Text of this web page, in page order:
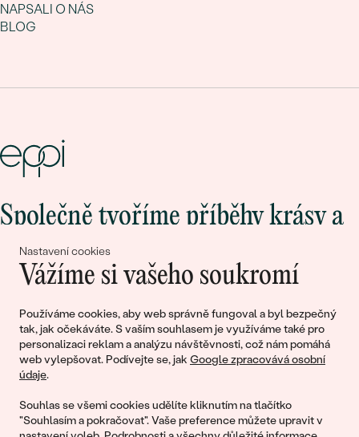
Nastavení cookies
Vážíme si vašeho soukromí
Používáme cookies, aby web správně fungoval a byl bezpečný
tak, jak očekáváte. S vaším souhlasem je využíváme také pro
personalizaci reklam a analýzu návštěvnosti, což nám pomáhá
web vylepšovat. Podívejte se, jak Google zpracovává osobní
údaje.
Souhlas se všemi cookies udělíte kliknutím na tlačítko
"Souhlasím a pokračovat". Vaše preference můžete upravit v
NAPSALI O NÁS
BLOG
Společně tvoříme příběhy krásy a
lásky